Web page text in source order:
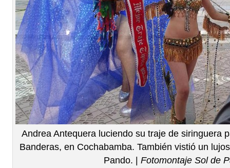
Andrea Antequera luciendo su traje de siringuera
Banderas, en Cochabamba. También vistió un
Pando. |Fotomontaje Sol de